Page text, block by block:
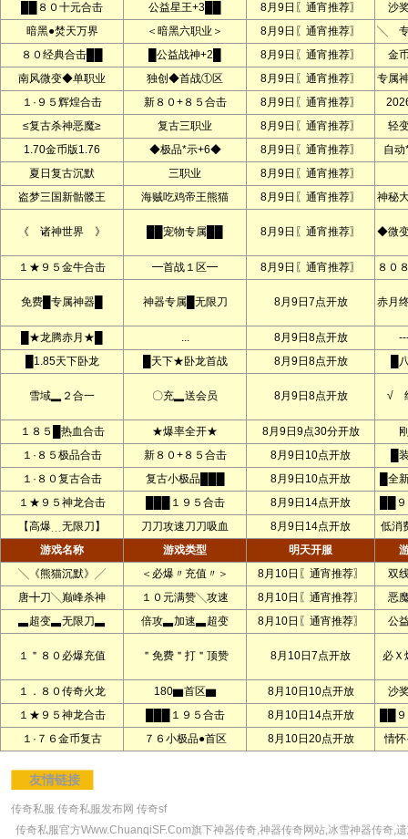
██８０十元合击
公益星王+3██ 8月9日〖通宵推荐〗
沙
暗黑●焚天万界
＜暗黑六职业＞ 8月9日〖通宵推荐〗
╲ 专
８０经典合击██
█公益战神+2█ 8月9日〖通宵推荐〗
金
南风微变◆单职业
独创◆首战①区 8月9日〖通宵推荐〗
专属
１·９５辉煌合击
新８０+８５合击 8月9日〖通宵推荐〗
≤复古杀神恶魔≥
复古三职业 8月9日〖通宵推荐〗
轻
1.70金币版1.76
◆极品*示+6◆ 8月9日〖通宵推荐〗
自
夏日复古沉默
三职业
8月9日〖通宵推荐〗
盗梦三国新骷髅王
海贼吃鸡帝王熊猫 8月9日〖通宵推荐〗 神秘
《 诸神世界 》 ██宠物专属██ 8月9日〖通宵推荐〗 ◆微
１★９５金牛合击 ━首战１区━ 8月9日〖通宵推荐〗 ８０
免费█专属神器█ 神器专属█无限刀 8月9日7点开放 赤月
█★龙腾赤月★█ ... 8月9日8点开放
█1.85天下卧龙
█天下★卧龙首战 8月9日8点开放 █
雪域▂２合一 〇充▂送会员 8月9日8点开放 √
１８５█热血合击 ★爆率全开★ 8月9日9点30分开放
１·８５极品合击
新８０+８５合击 8月9日10点开放
█
１·８０复古合击
复古小极品███ 8月9日10点开放
█全
１★９５神龙合击
███１９５合击 8月9日14点开放
██
【高爆﹍无限刀】
刀刀攻速刀刀吸血 8月9日14点开放
低消
游戏名称
游戏类型 明天开服
╲《熊猫沉默》╱
＜必爆〃充值〃＞ 8月10日〖通宵推荐〗
双
唐╋刀╲巅峰杀神
１０元满赞╲攻速 8月10日〖通宵推荐〗
恶
▃超变▃无限刀▃
倍攻▃加速▃超变 8月10日〖通宵推荐〗 公
１＂８０必爆充值 ＂免费＂打＂顶赞 8月10日7点开放 必Ｘ
１．８０传奇火龙 180▆首区▆ 8月10日10点开放
沙
１★９５神龙合击
███１９５合击 8月10日14点开放
██
１·７６金币复古
７６小极品●首区 8月10日20点开放 情怀
友情链接
传奇私服 传奇私服发布网 传奇sf
传奇私服官方Www.ChuanqiSF.Com旗下神器传奇,神器传奇网站,冰雪神器传奇,